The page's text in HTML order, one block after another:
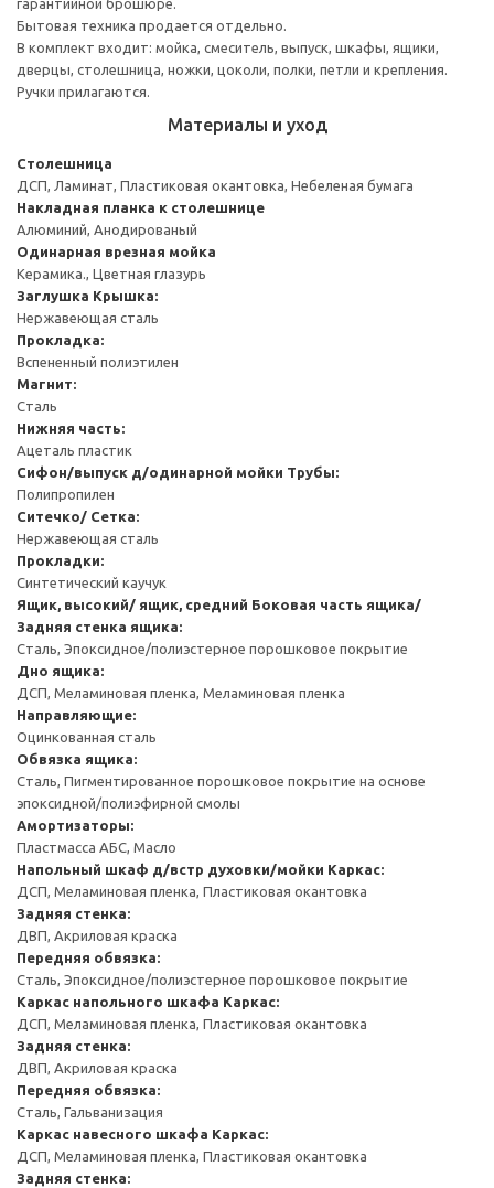
Бытовая техника продается отдельно.
В комплект входит: мойка, смеситель, выпуск, шкафы, ящики,
дверцы, столешница, ножки, цоколи, полки, петли и крепления.
Ручки прилагаются.
Материалы и уход
Столешница
ДСП, Ламинат, Пластиковая окантовка, Небеленая бумага
Накладная планка к столешнице
Алюминий, Анодированый
Одинарная врезная мойка
Керамика., Цветная глазурь
Заглушка Крышка:
Нержавеющая сталь
Прокладка:
Вспененный полиэтилен
Магнит:
Сталь
Нижняя часть:
Ацеталь пластик
Сифон/выпуск д/одинарной мойки Трубы:
Полипропилен
Ситечко/ Сетка:
Нержавеющая сталь
Прокладки:
Синтетический каучук
Ящик, высокий/ ящик, средний Боковая часть ящика/
Задняя стенка ящика:
Сталь, Эпоксидное/полиэстерное порошковое покрытие
Дно ящика:
ДСП, Меламиновая пленка, Меламиновая пленка
Направляющие:
Оцинкованная сталь
Обвязка ящика:
Сталь, Пигментированное порошковое покрытие на основе
эпоксидной/полиэфирной смолы
Амортизаторы:
Пластмасса АБС, Масло
Напольный шкаф д/встр духовки/мойки Каркас:
ДСП, Меламиновая пленка, Пластиковая окантовка
Задняя стенка:
ДВП, Акриловая краска
Передняя обвязка:
Сталь, Эпоксидное/полиэстерное порошковое покрытие
Каркас напольного шкафа Каркас:
ДСП, Меламиновая пленка, Пластиковая окантовка
Задняя стенка:
ДВП, Акриловая краска
Передняя обвязка:
Сталь, Гальванизация
Каркас навесного шкафа Каркас:
ДСП, Меламиновая пленка, Пластиковая окантовка
Задняя стенка: